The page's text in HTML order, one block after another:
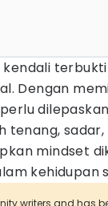
Dengan
tenang, sadar,
mindset
kehidupan
writers and has